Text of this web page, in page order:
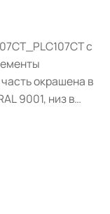
с
окрашена в
9001, низ в
NCS 5010-